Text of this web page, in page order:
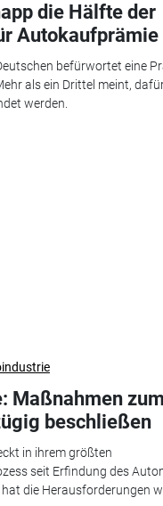
die Hälfte der
Autokaufprämie
befürwortet eine
als ein Drittel meint,
werden.
Maßnahmen zum
beschließen
in ihrem größten
seit Erfindung des
die Herausforderungen